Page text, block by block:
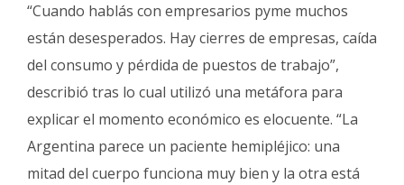
“Cuando hablás con empresarios pyme muchos
están desesperados. Hay cierres de empresas, caída
del consumo y pérdida de puestos de trabajo”,
describió tras lo cual utilizó una metáfora para
explicar el momento económico es elocuente. “La
Argentina parece un paciente hemipléjico: una
mitad del cuerpo funciona muy bien y la otra está